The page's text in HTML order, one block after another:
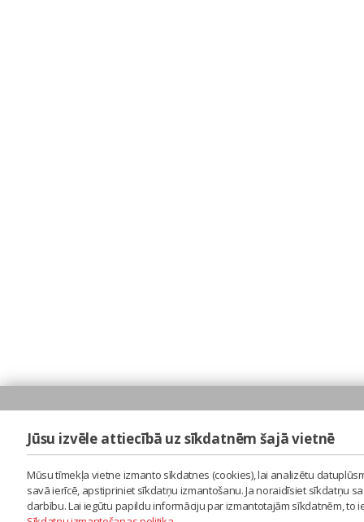
Jūsu izvēle attiecībā uz sīkdatnēm šajā vietnē
Mūsu tīmekļa vietne izmanto sīkdatnes (cookies), lai analizētu
savā ierīcē, apstipriniet sīkdatņu izmantošanu. Ja noraidīsiet sīkdatņu
darbību. Lai iegūtu papildu informāciju par izmantotajām sīkdatnēm,